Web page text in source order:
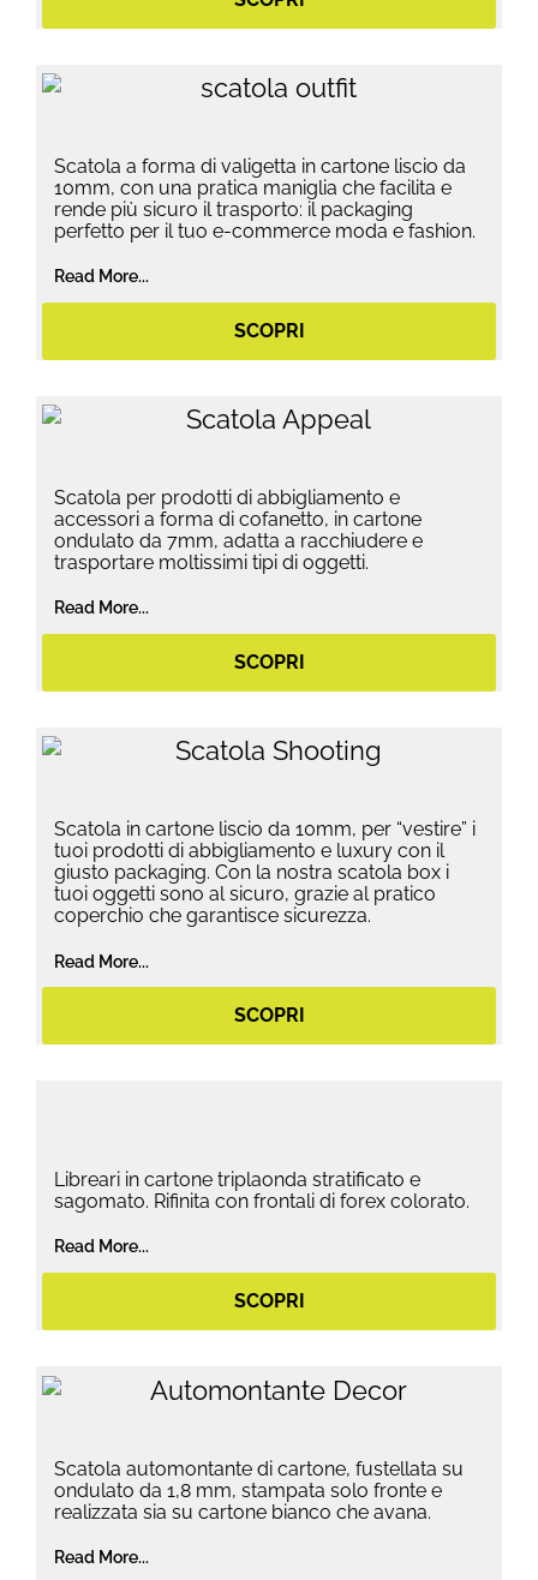
Scatola a forma di valigetta in cartone liscio da
10mm, con una pratica maniglia che facilita e
rende più sicuro il trasporto: il packaging
perfetto per il tuo e-commerce moda e fashion.
Read More...
SCOPRI
Scatola per prodotti di abbigliamento e
accessori a forma di cofanetto, in cartone
ondulato da 7mm, adatta a racchiudere e
trasportare moltissimi tipi di oggetti.
Read More...
SCOPRI
Scatola in cartone liscio da 10mm, per “vestire” i
tuoi prodotti di abbigliamento e luxury con il
giusto packaging. Con la nostra scatola box i
tuoi oggetti sono al sicuro, grazie al pratico
coperchio che garantisce sicurezza.
Read More...
SCOPRI
Libreari in cartone triplaonda stratificato e
sagomato. Rifinita con frontali di forex colorato.
Read More...
SCOPRI
Scatola automontante di cartone, fustellata su
ondulato da 1,8 mm, stampata solo fronte e
realizzata sia su cartone bianco che avana.
Read More...